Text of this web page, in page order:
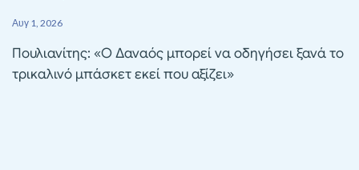
Αυγ 1, 2026
Πουλιανίτης: «Ο Δαναός μπορεί να οδηγήσει ξανά το
τρικαλινό μπάσκετ εκεί που αξίζει»